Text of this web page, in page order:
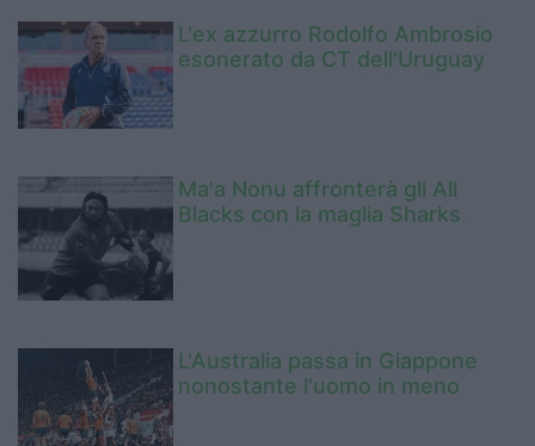
L'ex azzurro Rodolfo Ambrosio
esonerato da CT dell'Uruguay
Ma'a Nonu affronterà gli All
Blacks con la maglia Sharks
L'Australia passa in Giappone
nonostante l'uomo in meno